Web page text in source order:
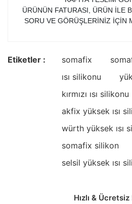
ÜRÜNÜN FATURASI, ÜRÜN İLE
SORU VE GÖRÜŞLERİNİZ İÇİN
Etiketler : somafix
ısı silikonu
kırmızı ısı silikonu
akfix yüksek ısı
würth yüksek ısı
somafix silikon
selsil yüksek ısı
Hızlı &